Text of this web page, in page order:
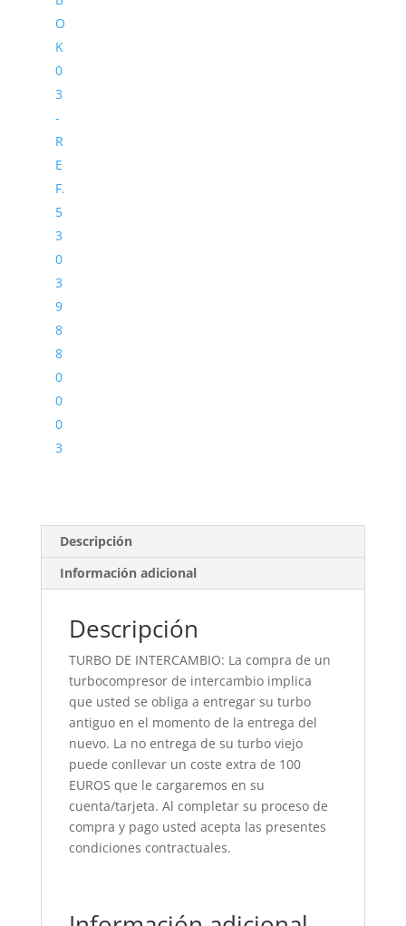
Descripción
Información adicional
Descripción
TURBO DE INTERCAMBIO: La compra de un
turbocompresor de intercambio implica
que usted se obliga a entregar su turbo
antiguo en el momento de la entrega del
nuevo. La no entrega de su turbo viejo
puede conllevar un coste extra de 100
EUROS que le cargaremos en su
cuenta/tarjeta. Al completar su proceso de
compra y pago usted acepta las presentes
condiciones contractuales.